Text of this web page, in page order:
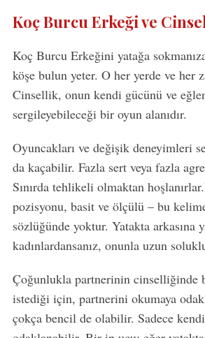
Koç Burcu Erkeği ve
Koç Burcu Erkeğini yatağa
köşe bulun yeter. O her yerde ve her
Cinsellik, onun kendi gücünü ve
sergileyebileceği bir oyun alanıdır.
Oyuncakları ve değişik deneyimleri
da kaçabilir. Fazla sert veya fazla
Sınırda tehlikeli olmaktan
pozisyonu, basit ve ölçülü – bu
sözlüğünde yoktur. Yatakta arkasına
kadınlardansanız, onunla uzun
Çoğunlukla partnerinin cinselliğinde
istediği için, partnerini okumaya
çokça bencil de olabilir. Sadece